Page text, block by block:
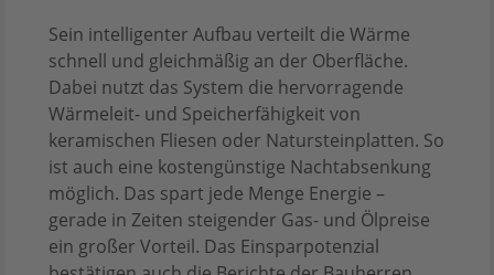
Sein intelligenter Aufbau verteilt die Wärme
schnell und gleichmäßig an der Oberfläche.
Dabei nutzt das System die hervorragende
Wärmeleit- und Speicherfähigkeit von
keramischen Fliesen oder Natursteinplatten. So
ist auch eine kostengünstige Nachtabsenkung
möglich. Das spart jede Menge Energie –
gerade in Zeiten steigender Gas- und Ölpreise
ein großer Vorteil. Das Einsparpotenzial